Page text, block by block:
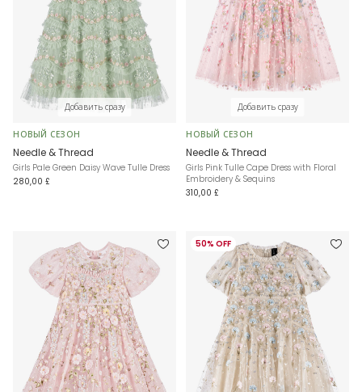
Добавить сразу
НОВЫЙ СЕЗОН
Needle & Thread
Girls Pale Green Daisy Wave Tulle Dress
280,00 £
Добавить сразу
НОВЫЙ СЕЗОН
Needle & Thread
Girls Pink Tulle Cape Dress with Floral
Embroidery & Sequins
310,00 £
50% OFF